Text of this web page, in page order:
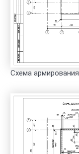
Схема армирования